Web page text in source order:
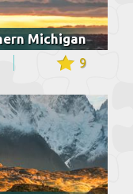
Michigan
9